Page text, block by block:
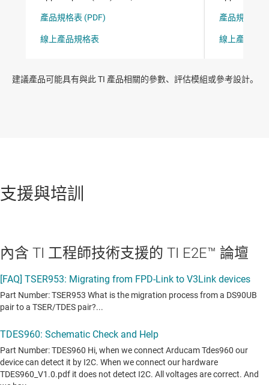
建議產品可能具有與此 TI 產品相關的參數、評估模組或參考設計。
支援與培訓
內含 TI 工程師技術支援的 TI E2E™ 論壇